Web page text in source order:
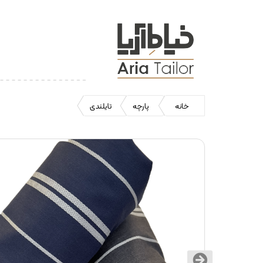
خانه پارچه تایلندی